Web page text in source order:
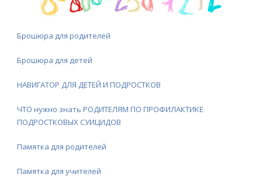
Брошюра для родителей
Брошюра для детей
НАВИГАТОР ДЛЯ ДЕТЕЙ И ПОДРОСТКОВ
ЧТО нужно знать РОДИТЕЛЯМ ПО ПРОФИЛАКТИКЕ
ПОДРОСТКОВЫХ СУИЦИДОВ
Памятка для родителей
Памятка для учителей